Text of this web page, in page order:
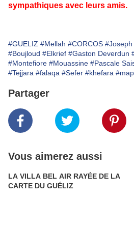
sympathiques avec leurs amis.
#GUELIZ #Mellah #CORCOS #Joseph
#Boujloud #Elkrief #Gaston Deverdun
#Montefiore #Mouassine #Pascale
#Tejjara #falaqa #Sefer #khefara
Partager
Vous aimerez aussi
LA VILLA BEL AIR RAYÉE DE LA
CARTE DU GUÉLIZ